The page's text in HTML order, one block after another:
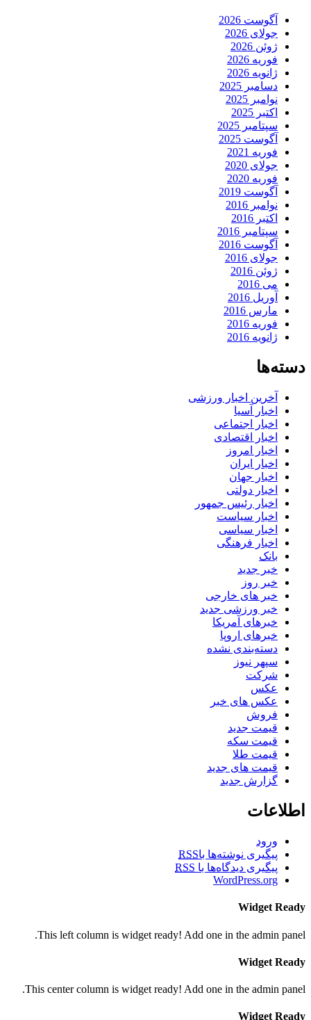
آگوست 2026
جولای 2026
ژوئن 2026
فوریه 2026
ژانویه 2026
دسامبر 2025
نوامبر 2025
اکتبر 2025
سپتامبر 2025
آگوست 2025
فوریه 2021
جولای 2020
فوریه 2020
آگوست 2019
نوامبر 2016
اکتبر 2016
سپتامبر 2016
آگوست 2016
جولای 2016
ژوئن 2016
می 2016
آوریل 2016
مارس 2016
فوریه 2016
ژانویه 2016
دسته‌ها
آخرین اخبار ورزشی
اخبار آسیا
اخبار اجتماعی
اخبار اقتصادی
اخبار امروز
اخبار ایران
اخبار جهان
اخبار دولتی
اخبار رئیس جمهور
اخبار سیاست
اخبار سیاسی
اخبار فرهنگی
بانک
خبر جدید
خبر روز
خبر های خارجی
خبر ورزشی جدید
خبرهای آمریکا
خبرهای اروپا
دسته‌بندی نشده
سپهر نیوز
شرکت
عکس
عکس های خبر
فروش
قیمت جدید
قیمت سکه
قیمت طلا
قیمت های جدید
گزارش جدید
اطلاعات
ورود
پیگیری نوشته‌ها باRSS
پیگیری دیدگاه‌ها با RSS
WordPress.org
Widget Ready
This left column is widget ready! Add one in the admin panel.
Widget Ready
This center column is widget ready! Add one in the admin panel.
Widget Ready